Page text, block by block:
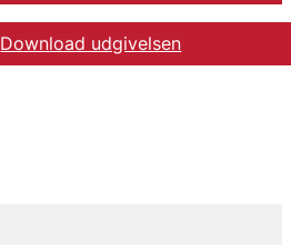
Download udgivelsen